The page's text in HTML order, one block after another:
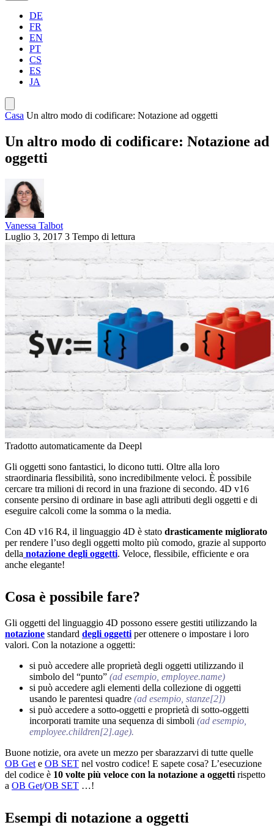
DE
FR
EN
PT
CS
ES
JA
Casa Un altro modo di codificare: Notazione ad oggetti
Un altro modo di codificare: Notazione ad
oggetti
Vanessa Talbot
Luglio 3, 2017 3 Tempo di lettura
Tradotto automaticamente da Deepl
Gli oggetti sono fantastici, lo dicono tutti. Oltre alla loro
straordinaria flessibilità, sono incredibilmente veloci. È possibile
cercare tra milioni di record in una frazione di secondo. 4D v16
consente persino di ordinare in base agli attributi degli oggetti e di
eseguire calcoli come la somma o la media.
Con 4D v16 R4, il linguaggio 4D è stato drasticamente migliorato
per rendere l’uso degli oggetti molto più comodo, grazie al supporto
della notazione degli oggetti. Veloce, flessibile, efficiente e ora
anche elegante!
Cosa è possibile fare?
Gli oggetti del linguaggio 4D possono essere gestiti utilizzando la
notazione standard degli oggetti per ottenere o impostare i loro
valori. Con la notazione a oggetti:
si può accedere alle proprietà degli oggetti utilizzando il
simbolo del “punto” (ad esempio, employee.name)
si può accedere agli elementi della collezione di oggetti
usando le parentesi quadre (ad esempio, stanze[2])
si può accedere a sotto-oggetti e proprietà di sotto-oggetti
incorporati tramite una sequenza di simboli (ad esempio,
employee.children[2].age).
Buone notizie, ora avete un mezzo per sbarazzarvi di tutte quelle
OB Get e OB SET nel vostro codice! E sapete cosa? L’esecuzione
del codice è 10 volte più veloce con la notazione a oggetti rispetto
a OB Get/OB SET …!
Esempi di notazione a oggetti